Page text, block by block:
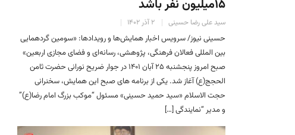
۱۵میلیون نفر باشد
سید علی رضا حسینی ۲ آذر ۱۴۰۲
حسینی نیوز/ سرویس اخبار همایش‌ها و رویدادها: «سومین گردهمایی
بین المللی فعالان فرهنگی، پژوهشی، رسانه‌ای و فضای مجازی اربعین»
صبح امروز پنجشنبه ۲۵ آبان ۱۴۰۱ در جوار ضریح نورانی حضرت ثامن
الحجج(ع) آغاز شد. یکی از برنامه های صبح این همایش، سخنرانی
حجت الاسلام «سید حمید حسینی» مسئول “موکب بزرگ امام رضا(ع)”
و مدیر “نمایندگی […]